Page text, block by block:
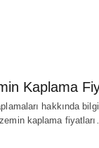
Kaplama
hakkında
kaplama